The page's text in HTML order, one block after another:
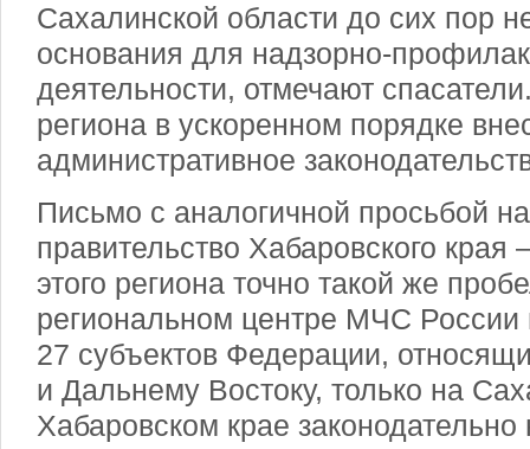
Сахалинской области до сих пор
основания для надзорно-
деятельности, отмечают
региона в ускоренном порядке
административное
Письмо с аналогичной просьбой
правительство Хабаровского края
этого региона точно такой же
региональном центре МЧС России
27 субъектов Федерации,
и Дальнему Востоку, только на
Хабаровском крае законодательно